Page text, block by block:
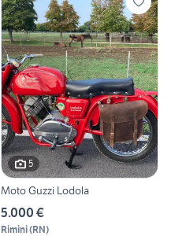
5
Moto Guzzi Lodola
5.000 €
Rimini(RN)